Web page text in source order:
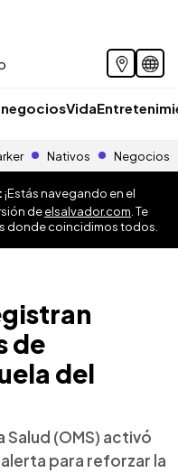
negociosVida
Nativos Negocios
¡Estás navegando en el
deelsalvador.com . Te
donde coincidimos todos.
de
del
Salud (OMS) activó
para reforzar la